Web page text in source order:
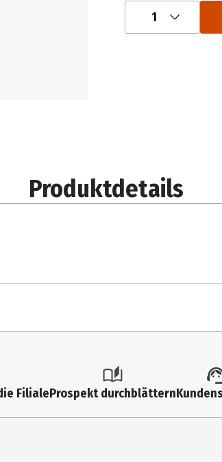
1
Produktdetails
ONLINE Schreibgeräte GmbH
FilialeProspekt durchblättern